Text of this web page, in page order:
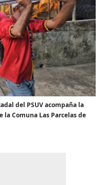
del PSUV acompaña la
la Comuna Las Parcelas de